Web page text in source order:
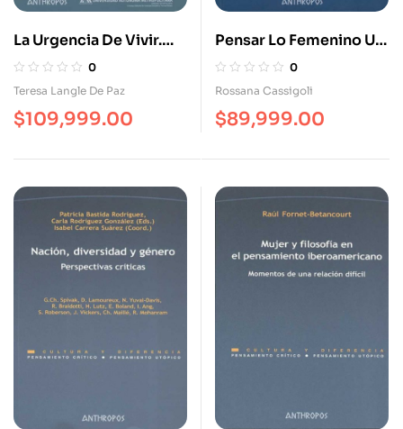
La Urgencia De Vivir.
Teoría Feminista De Las
Emociones
0
Teresa Langle De Paz
$109,999.00
Pensar Lo Femenino Un
Itinerario Filosófico
Hacia La Alteridad
0
Rossana Cassigoli
$89,999.00